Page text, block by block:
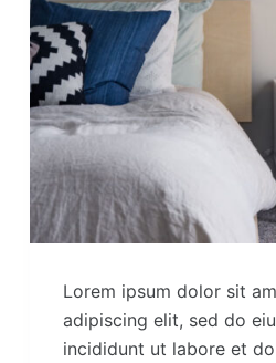
Lorem ipsum dolor sit
adipiscing elit, sed do
incididunt ut labore et